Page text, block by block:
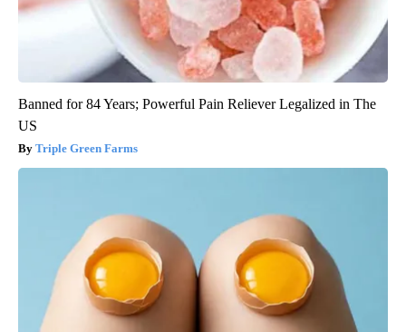
Banned for 84 Years; Powerful Pain Reliever Legalized in The
US
Triple Green Farms